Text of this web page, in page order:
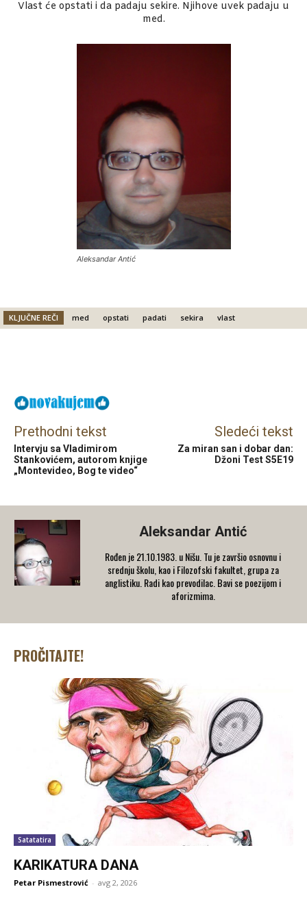
Vlast će opstati i da padaju sekire. Njihove uvek padaju u
med.
Aleksandar Antić
KLJUČNE REČI med opstati padati sekira vlast
Prethodni tekst
Intervju sa Vladimirom
Stankovićem, autorom knjige
„Montevideo, Bog te video“
Sledeći tekst
Za miran san i dobar dan:
Džoni Test S5E19
Aleksandar Antić
Rođen je 21.10.1983. u Nišu. Tu je završio osnovnu i
srednju školu, kao i Filozofski fakultet, grupa za
anglistiku. Radi kao prevodilac. Bavi se poezijom i
aforizmima.
PROČITAJTE!
Satatatira
KARIKATURA DANA
Petar Pismestrović - avg 2, 2026